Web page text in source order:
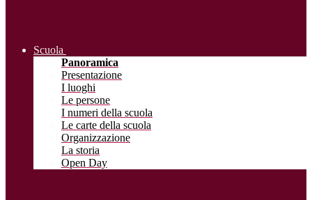
Scuola
Panoramica
Presentazione
I luoghi
Le persone
I numeri della scuola
Le carte della scuola
Organizzazione
La storia
Open Day